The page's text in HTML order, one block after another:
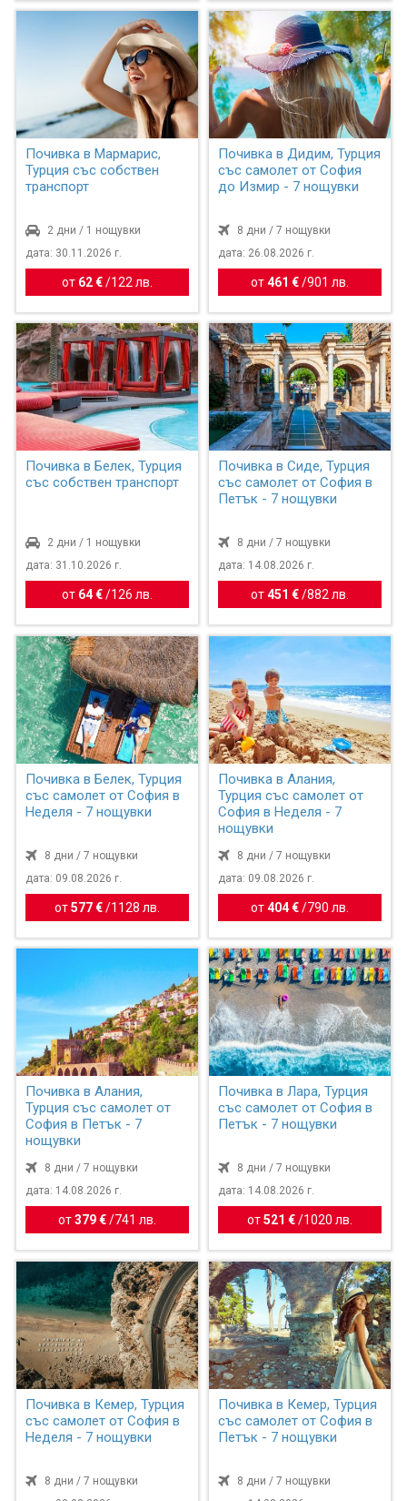
Почивка в Мармарис,
Турция със собствен
транспорт
2 дни / 1 нощувки
дата: 30.11.2026 г.
от 62 € / 122 лв.
Почивка в Дидим, Турция
със самолет от София
до Измир - 7 нощувки
8 дни / 7 нощувки
дата: 26.08.2026 г.
от461 €/901 лв.
Почивка в Белек, Турция
със собствен транспорт
2 дни / 1 нощувки
дата: 31.10.2026 г.
от 64 € / 126 лв.
Почивка в Сиде, Турция
със самолет от София в
Петък - 7 нощувки
8 дни / 7 нощувки
дата: 14.08.2026 г.
от451 €/882 лв.
Почивка в Белек, Турция
със самолет от София в
Неделя - 7 нощувки
8 дни / 7 нощувки
дата: 09.08.2026 г.
от577 € / 1128 лв.
Почивка в Алания,
Турция със самолет от
София в Неделя - 7
нощувки
8 дни / 7 нощувки
дата: 09.08.2026 г.
от404 €/ 790 лв.
Почивка в Алания,
Турция със самолет от
София в Петък - 7
нощувки
8 дни / 7 нощувки
дата: 14.08.2026 г.
от379 € / 741 лв.
Почивка в Лара, Турция
със самолет от София в
Петък - 7 нощувки
8 дни / 7 нощувки
дата: 14.08.2026 г.
от521 €/ 1020 лв.
Почивка в Кемер, Турция
със самолет от София в
Неделя - 7 нощувки
8 дни / 7 нощувки
Почивка в Кемер, Турция
със самолет от София в
Петък - 7 нощувки
8 дни / 7 нощувки